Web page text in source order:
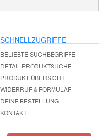
SCHNELLZUGRIFFE
BELIEBTE SUCHBEGRIFFE
DETAIL PRODUKTSUCHE
PRODUKT ÜBERSICHT
WIDERRUF & FORMULAR
DEINE BESTELLUNG
KONTAKT